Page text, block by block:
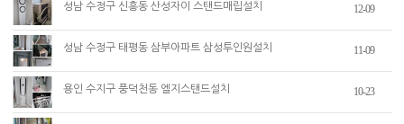
성남 수정구 신흥동 산성자이 스탠드매립설치 12-09
성남 수정구 태평동 삼부아파트 삼성투인원설치 11-09
용인 수지구 풍덕천동 엘지스탠드설치 10-23